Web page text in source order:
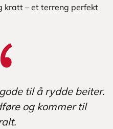
kratt – et terreng perfekt
til å rydde beiter.
og kommer til